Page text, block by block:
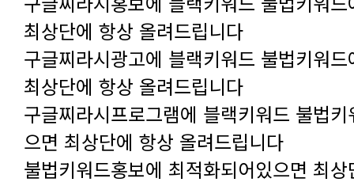
최상단에 항상 올려드립니다
최상단에 항상 올려드립니다
으면 최상단에 항상 올려드립니다